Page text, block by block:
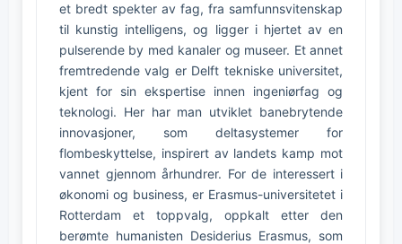
et bredt spekter av fag, fra samfunnsvitenskap
til kunstig intelligens, og ligger i hjertet av en
pulserende by med kanaler og museer. Et annet
fremtredende valg er Delft tekniske universitet,
kjent for sin ekspertise innen ingeniørfag og
teknologi. Her har man utviklet banebrytende
innovasjoner, som deltasystemer for
flombeskyttelse, inspirert av landets kamp mot
vannet gjennom århundrer. For de interessert i
økonomi og business, er Erasmus-universitetet i
Rotterdam et toppvalg, oppkalt etter den
berømte humanisten Desiderius Erasmus, som